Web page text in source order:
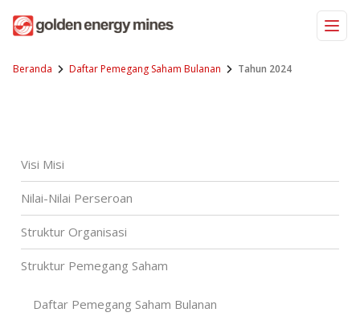
Beranda Daftar Pemegang Saham Bulanan Tahun 2024
Visi Misi
Nilai-Nilai Perseroan
Struktur Organisasi
Struktur Pemegang Saham
Daftar Pemegang Saham Bulanan